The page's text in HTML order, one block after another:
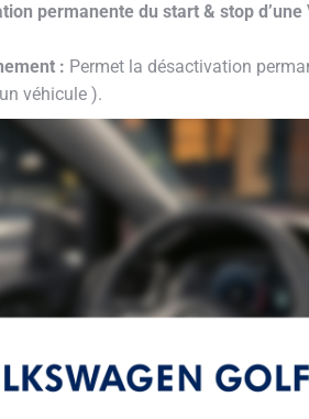
permanente du start & stop
: Permet la désactivation
véhicule ).